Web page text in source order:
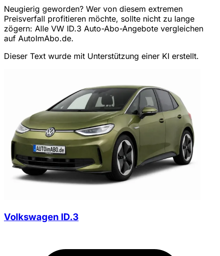
Neugierig geworden? Wer von diesem extremen
Preisverfall profitieren möchte, sollte nicht zu lange
zögern: Alle VW ID.3 Auto-Abo-Angebote vergleichen
auf AutoImAbo.de.
Dieser Text wurde mit Unterstützung einer KI erstellt.
Volkswagen ID.3